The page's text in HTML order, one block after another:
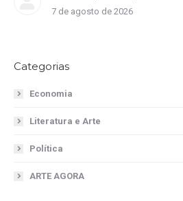
7 de agosto de 2026
Categorias
Economia
Literatura e Arte
Política
ARTE AGORA